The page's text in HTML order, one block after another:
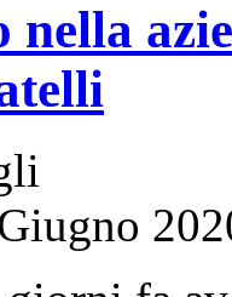
nella